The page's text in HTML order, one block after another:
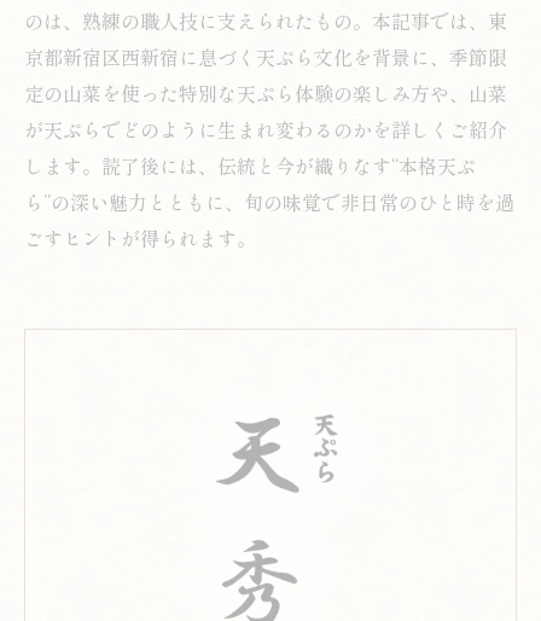
のは、熟練の職人技に支えられたもの。本記事では、東
京都新宿区西新宿に息づく天ぷら文化を背景に、季節限
定の山菜を使った特別な天ぷら体験の楽しみ方や、山菜
が天ぷらでどのように生まれ変わるのかを詳しくご紹介
します。読了後には、伝統と今が織りなす“本格天ぷ
ら”の深い魅力とともに、旬の味覚で非日常のひと時を過
ごすヒントが得られます。